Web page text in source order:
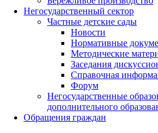
Негосударственный сектор
Частные детские сады
Новости
Нормативные
Методические
Заседания
Справочная
Форум
Негосударственные
дополнительного
Обращения граждан